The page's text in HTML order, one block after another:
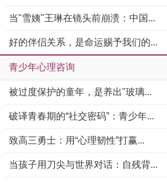
当"雪姨"王琳在镜头前崩溃：中国...
好的伴侣关系，是命运赐予我们的...
青少年心理咨询
被过度保护的童年，是养出"玻璃...
破译青春期的“社交密码”：青少年...
致高三勇士：用“心理韧性”打赢...
当孩子用刀尖与世界对话：自残背...